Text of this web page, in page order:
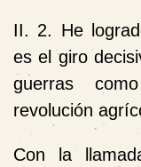
II. 2. He
es el giro
guerras
revolución
Con la